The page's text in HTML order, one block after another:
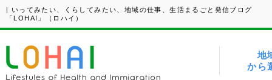
| いってみたい、くらしてみたい、地域の仕事、生活まるごと発信ブログ
「LOHAI」（ロハイ）
地
から